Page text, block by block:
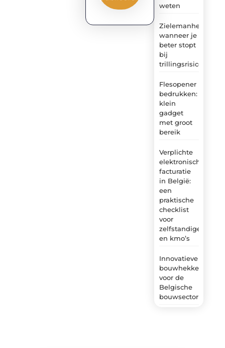
weten
wanneer je
beter stopt
bij
trillingsrisico
Flesopener
bedrukken:
klein
gadget
met groot
bereik
Verplichte
elektronische
facturatie
in België:
een
praktische
checklist
voor
zelfstandigen
en kmo’s
Innovatieve
bouwhekken
voor de
Belgische
bouwsector